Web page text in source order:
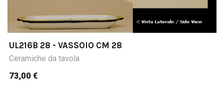
UL216B 28 - VASSOIO CM 28
Ceramiche da tavola
73,00 €